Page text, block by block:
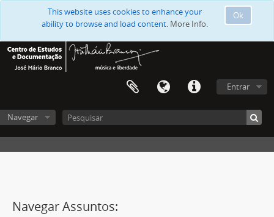
Ok
This website uses cookies to enhance your
ability to browse and load content. More Info.
Entrar
Navegar
Navegar Assuntos: